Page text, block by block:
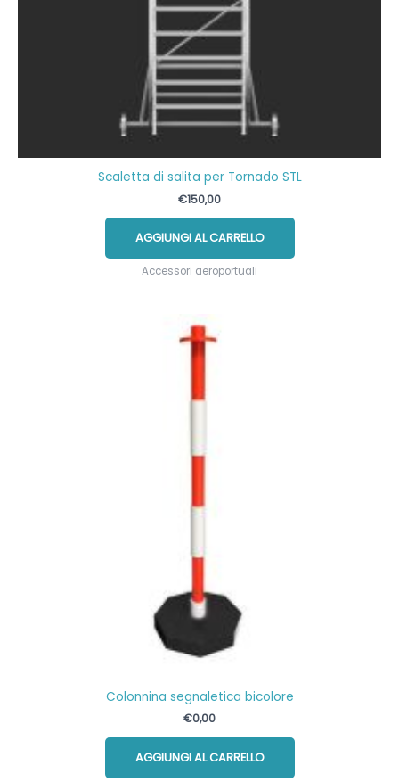
Scaletta di salita per Tornado STL
€150,00
AGGIUNGI AL CARRELLO
Accessori aeroportuali
Colonnina segnaletica bicolore
€0,00
AGGIUNGI AL CARRELLO